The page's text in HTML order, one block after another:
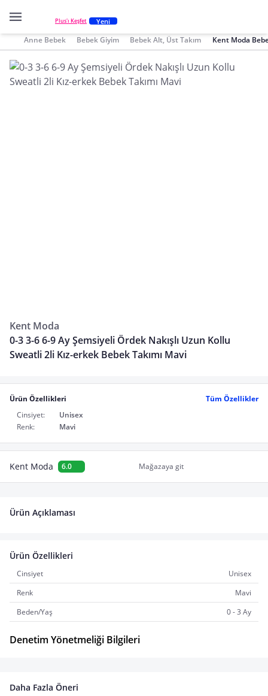
Plus'ı Keşfet Yeni
Anne Bebek Bebek Giyim Bebek Alt, Üst Takım Kent Moda
Kent Moda
0-3 3-6 6-9 Ay Şemsiyeli Ördek Nakışlı Uzun Kollu
Sweatli 2li Kız-erkek Bebek Takımı Mavi
Ürün Özellikleri
Tüm Özellikler
Cinsiyet:
Unisex
Renk:
Mavi
Kent Moda 6.0 Mağazaya git
Ürün Açıklaması
Ürün Özellikleri
Cinsiyet
Unisex
Renk
Mavi
Beden/Yaş
0 - 3 Ay
Denetim Yönetmeliği Bilgileri
Daha Fazla Öneri